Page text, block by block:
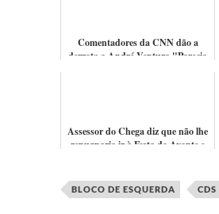
Comentadores da CNN dão a
derrota a André Ventura "Parecia
Assessor do Chega diz que não lhe
repugnaria ir à Festa do Avante e
BLOCO DE ESQUERDA CDS